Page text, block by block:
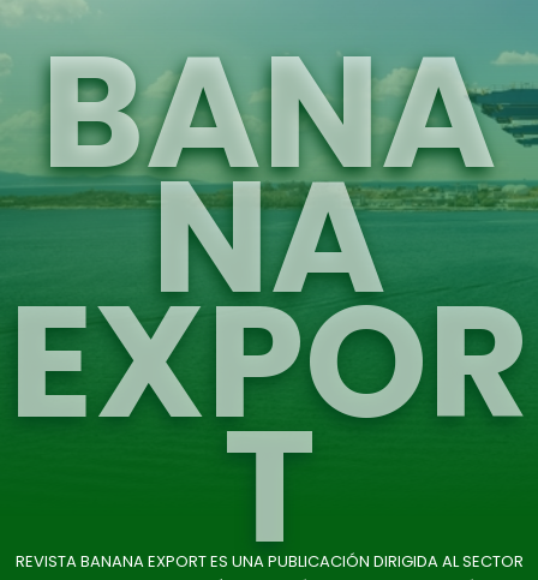
BANA
NA
EXPOR
T
REVISTA BANANA EXPORT ES UNA PUBLICACIÓN DIRIGIDA AL SECTOR